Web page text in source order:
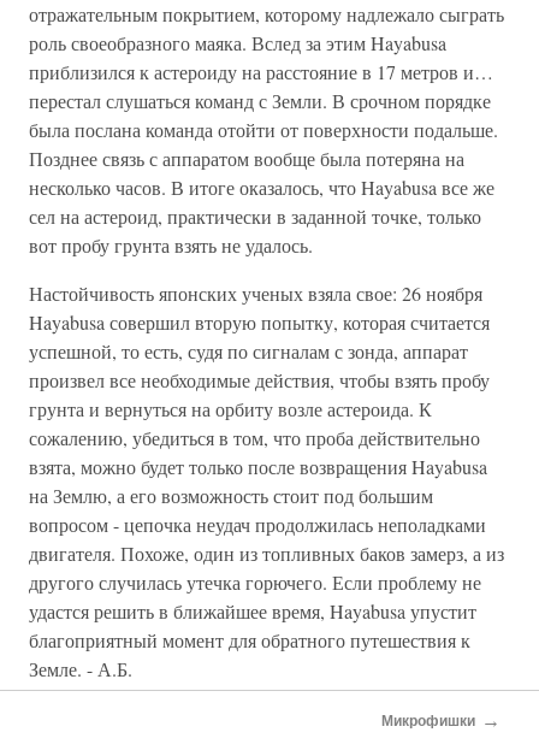
отражательным покрытием, которому надлежало сыграть
роль своеобразного маяка. Вслед за этим Hayabusa
приблизился к астероиду на расстояние в 17 метров и…
перестал слушаться команд с Земли. В срочном порядке
была послана команда отойти от поверхности подальше.
Позднее связь с аппаратом вообще была потеряна на
несколько часов. В итоге оказалось, что Hayabusa все же
сел на астероид, практически в заданной точке, только
вот пробу грунта взять не удалось.
Настойчивость японских ученых взяла свое: 26 ноября
Hayabusa совершил вторую попытку, которая считается
успешной, то есть, судя по сигналам с зонда, аппарат
произвел все необходимые действия, чтобы взять пробу
грунта и вернуться на орбиту возле астероида. К
сожалению, убедиться в том, что проба действительно
взята, можно будет только после возвращения Hayabusa
на Землю, а его возможность стоит под большим
вопросом - цепочка неудач продолжилась неполадками
двигателя. Похоже, один из топливных баков замерз, а из
другого случилась утечка горючего. Если проблему не
удастся решить в ближайшее время, Hayabusa упустит
благоприятный момент для обратного путешествия к
Земле. - А.Б.
Микрофишки →